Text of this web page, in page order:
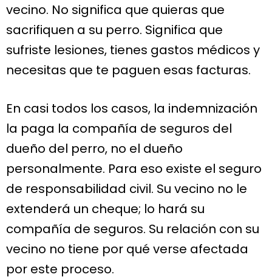
vecino. No significa que quieras que
sacrifiquen a su perro. Significa que
sufriste lesiones, tienes gastos médicos y
necesitas que te paguen esas facturas.
En casi todos los casos, la indemnización
la paga la compañía de seguros del
dueño del perro, no el dueño
personalmente. Para eso existe el seguro
de responsabilidad civil. Su vecino no le
extenderá un cheque; lo hará su
compañía de seguros. Su relación con su
vecino no tiene por qué verse afectada
por este proceso.